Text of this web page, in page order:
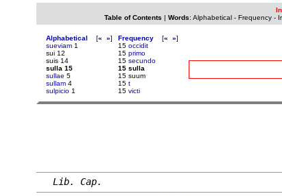
Table of Contents | Words: Alphabetical- Frequency-
Alphabetical [« »]
sueviam 1
sui 12
suis 14
sulla 15
sullae 5
sullam 4
sulpicio 1
Frequency [« »]
15 occidit
15 primo
15 secundo
15 sulla
15 suum
15 t
15 victi
Lib. Cap.